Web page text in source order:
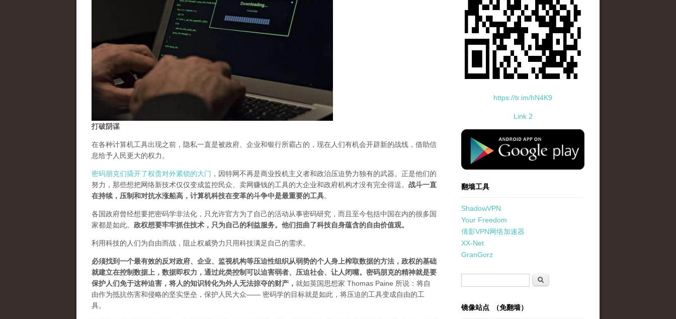
打破阴谋
在各种计算机工具出现之前，隐私一直是被政府、企业和银行所霸占的，现在人们有机会开辟新的战线，借助信
息给予人民更大的权力。
密码朋克们撬开了权贵对外紧锁的大门 ，因特网不再是商业投机主义者和政治压迫势力独有的武器。正是他们的
努力，那些想把网络新技术仅仅变成监控民众、卖网赚钱的工具的大企业和政府机构才没有完全得逞。 战斗一直
在持续，压制和对抗水涨船高，计算机科技在变革的斗争中是最重要的工具。
各国政府曾经想要把密码学非法化，只允许官方为了自己的活动从事密码研究，而且至今包括中国在内的很多国
家都是如此。 政权想要牢牢抓住技术，只为自己的利益服务。他们扭曲了科技自身蕴含的自由价值观。
利用科技的人们为自由而战，阻止权威势力只用科技满足自己的需求。
必须找到一个最有效的反对政府、企业、监视机构等压迫性组织从弱势的个人身上榨取数据的方法，政权的基础
就建立在控制数据上，数据即权力，通过此类控制可以迫害弱者、压迫社会、让人闭嘴。密码朋克的精神就是要
保护人们免于这种迫害，将人的知识转化为外人无法掠夺的财产 ， 就如英国思想家 Thomas Paine 所说：将自
由作为抵抗伤害和侵略的坚实堡垒，保护人民大众—— 密码学的目标就是如此，将压迫的工具变成自由的工
具。
https://tr.im/hN4K9
Link 2
standard-icon-googleplay-app-store.png
翻墙工具
ShadowVPN
Your Freedom
倩影VPN网络加速器
XX-Net
GranGorz
搜索
镜像站点 （免翻墙）